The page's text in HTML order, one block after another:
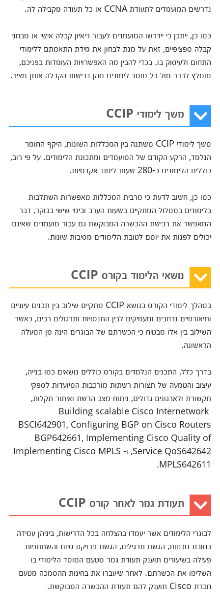
נדרשים המועמדים לתעודת CCNA או כל תעודה מקבילה לה.
כמו כן, ייתכן כי יידרשו המועמדים לעבור ריאיון קבלה אישי או מבחני
קבלה ספציפיים, זאת על מנת לבחון את מידת התאמתם ללימודי
התחום ולעיסוק בו. בכדי להבין מה האפשרויות העומדות בפניכם,
מומלץ לברר מול כל מוסד לימודים מהן דרישות הקבלה אותן מציב.
משך לימודי CCIP
משך לימודי CCIP משתנה בין המכללות השונות, היקף החומר
הנלמד, הרקע הקודם של המועמדים ומתכונת הלימודים. על פי רוב,
כוללים הלימודים כ-280 שעות לימוד אקדמיות.
כמו כן, חשוב לדעת כי מרבית המכללות מאפשרות השתלבות
בלימודים במסלול המתקיים בשעות הערב ובימי שישי בבוקר, דבר
המאפשר את רכישת ההכשרה המבוקשת גם עבור מועמדים שאינם
יכולים לפנות את יומם לטובת הלימודים מסיבות שונות.
נושאי הלימוד בקורס CCIP
במהלך לימודי הקורס בנושא CCIP מתקיים שילוב בין תכנים עיוניים
ותיאורטיים נרחבים ומעמיקים לבין התנסויות ותרגולים רבים, כאשר
השילוב בין אלו מבטיח כי הכשרתם של הבוגרים הינה מן המעלה
הראשונה.
בדרך כלל, התכנים הנלמדים בקורס כוללים נושאים כמו בנייה,
עיצוב והטמעה של תצורות רשתות מורכבות המיועדות לספקי
תקשורת ולארגונים גדולים, ניתוח מצב הרשת ואיתור תקלות,
Building scalable Cisco Internetwork
BSCI642901, Configuring BGP on Cisco Routers
BGP642661, Implementing Cisco Quality of
Service QoS642642, ו- Implementing Cisco MPLS
MPLS642611.
תעודת גמר לאחר קורס CCIP
לבוגרי הלימודים אשר יעמדו בהצלחה בכל הדרישות, ביניהן עמידה
בחובת נוכחות, הגשת תרגילים, הגשת פרויקט סיום והשתתפות
פעילה בשיעורים תוענק תעודת גמר מטעם המוסד הלימודי בו
השלימו את הכשרתם. לאחר שיעברו את בחינות ההסמכה מטעם
חברת Cisco תוענק להם תעודת ההכשרה המבוקשת.